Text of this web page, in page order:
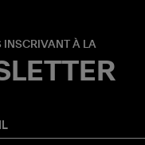
INSCRIVANT À LA